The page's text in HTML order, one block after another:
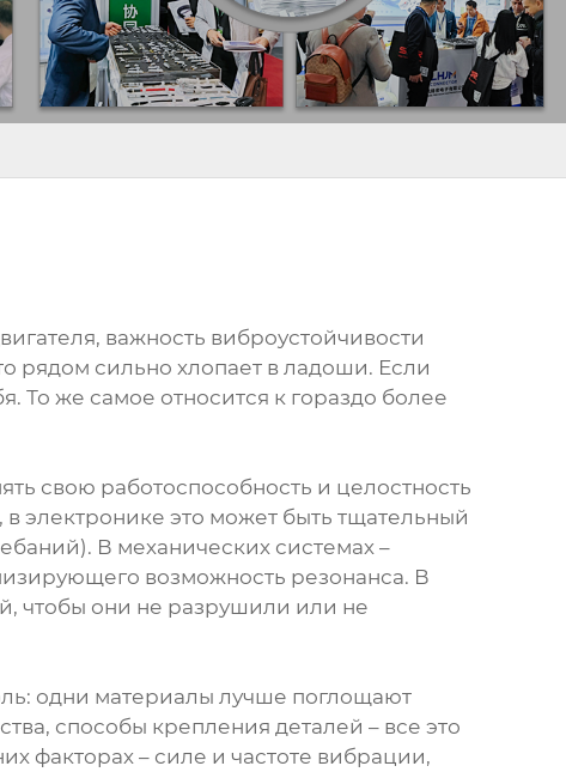
важность виброустойчивости
рядом сильно хлопает в ладоши. Если
То же самое относится к гораздо более
свою работоспособность и целостность
электронике это может быть тщательный
В механических системах –
возможность резонанса. В
чтобы они не разрушили или не
одни материалы лучше поглощают
способы крепления деталей – все это
факторах – силе и частоте вибрации,